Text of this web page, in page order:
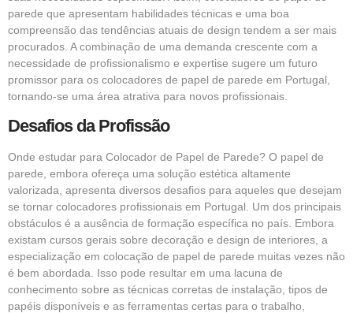
parede que apresentam habilidades técnicas e uma boa
compreensão das tendências atuais de design tendem a ser mais
procurados. A combinação de uma demanda crescente com a
necessidade de profissionalismo e expertise sugere um futuro
promissor para os colocadores de papel de parede em Portugal,
tornando-se uma área atrativa para novos profissionais.
Desafios da Profissão
Onde estudar para Colocador de Papel de Parede? O papel de
parede, embora ofereça uma solução estética altamente
valorizada, apresenta diversos desafios para aqueles que desejam
se tornar colocadores profissionais em Portugal. Um dos principais
obstáculos é a ausência de formação específica no país. Embora
existam cursos gerais sobre decoração e design de interiores, a
especialização em colocação de papel de parede muitas vezes não
é bem abordada. Isso pode resultar em uma lacuna de
conhecimento sobre as técnicas corretas de instalação, tipos de
papéis disponíveis e as ferramentas certas para o trabalho,